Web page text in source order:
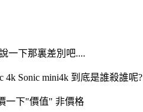
一下那裏差別吧....
4k Sonic mini4k 到底是誰殺誰呢?
一下"價值" 非價格